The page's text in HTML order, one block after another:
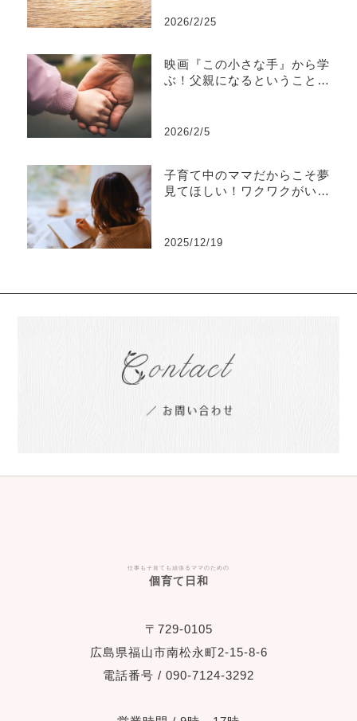
2026/2/25
映画『この小さな手』から学
ぶ！父親になるということ、
2026/2/5
子育て中のママだからこそ夢
見てほしい！ワクワクがいっ
2025/12/19
仕事も子育ても頑張るママのための
個育て日和
〒729-0105
広島県福山市南松永町2-15-8-6
電話番号 / 090-7124-3292